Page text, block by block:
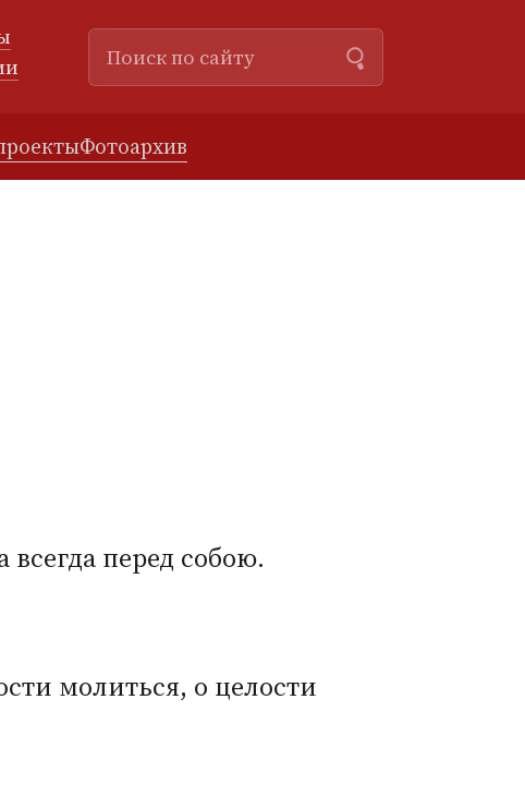
Фотоархив
перед собою.
молиться, о целости